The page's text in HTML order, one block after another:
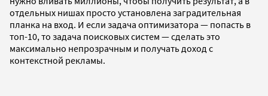
отдельных нишах просто установлена заградительная
планка на вход. И если задача оптимизатора — попасть в
топ-10, то задача поисковых систем — сделать это
максимально непрозрачным и получать доход с
контекстной рекламы.